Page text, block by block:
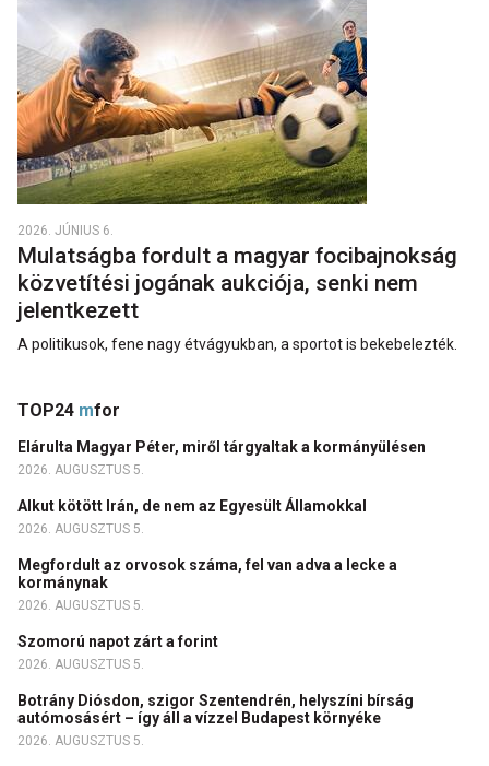
2026. JÚNIUS 6.
Mulatságba fordult a magyar focibajnokság
közvetítési jogának aukciója, senki nem
jelentkezett
A politikusok, fene nagy étvágyukban, a sportot is bekebelezték.
TOP24 mfor
Elárulta Magyar Péter, miről tárgyaltak a kormányülésen
2026. AUGUSZTUS 5.
Alkut kötött Irán, de nem az Egyesült Államokkal
2026. AUGUSZTUS 5.
Megfordult az orvosok száma, fel van adva a lecke a
kormánynak
2026. AUGUSZTUS 5.
Szomorú napot zárt a forint
2026. AUGUSZTUS 5.
Botrány Diósdon, szigor Szentendrén, helyszíni bírság
autómosásért – így áll a vízzel Budapest környéke
2026. AUGUSZTUS 5.